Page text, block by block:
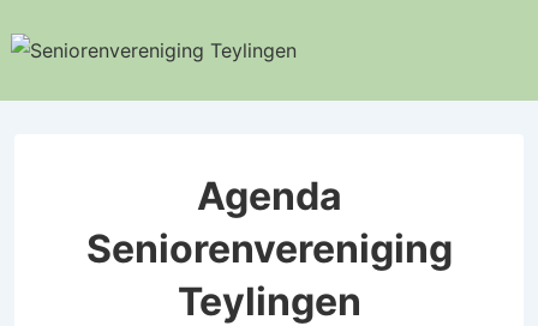
Doorgaan
Agenda
Seniorenvereniging
Teylingen